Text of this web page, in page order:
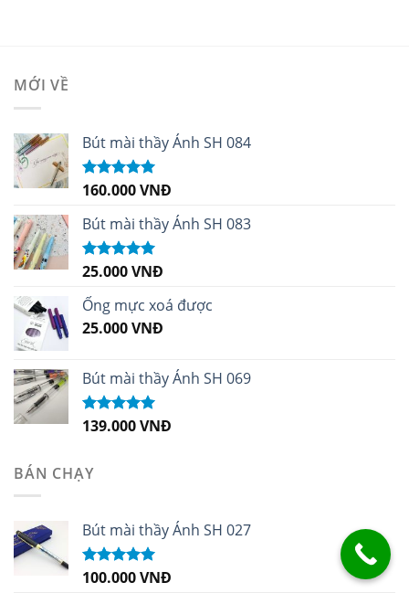
MỚI VỀ
Bút mài thầy Ánh SH 084
Được xếp
sao
160.000VNĐ
Bút mài thầy Ánh SH 083
Được xếp
sao
25.000VNĐ
Ống mực xoá được
25.000VNĐ
Bút mài thầy Ánh SH 069
Được xếp
139.000VNĐ
BÁN CHẠY
Bút mài thầy Ánh SH 027
Được xếp
100.000VNĐ